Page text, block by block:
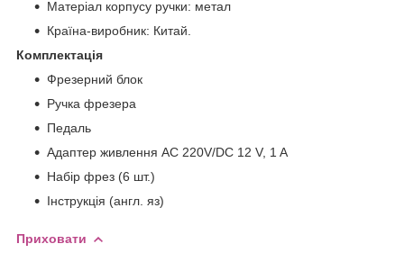
Матеріал корпусу ручки: метал
Країна-виробник: Китай.
Комплектація
Фрезерний блок
Ручка фрезера
Педаль
Адаптер живлення AC 220V/DC 12 V, 1 A
Набір фрез (6 шт.)
Інструкція (англ. яз)
Приховати